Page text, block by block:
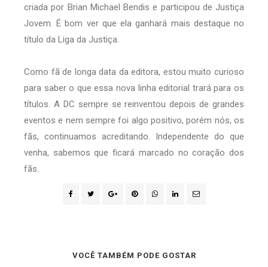
criada por Brian Michael Bendis e participou de Justiça
Jovem. É bom ver que ela ganhará mais destaque no
título da Liga da Justiça.
Como fã de longa data da editora, estou muito curioso
para saber o que essa nova linha editorial trará para os
títulos. A DC sempre se reinventou depois de grandes
eventos e nem sempre foi algo positivo, porém nós, os
fãs, continuamos acreditando. Independente do que
venha, sabemos que ficará marcado no coração dos
fãs.
VOCÊ TAMBÉM PODE GOSTAR